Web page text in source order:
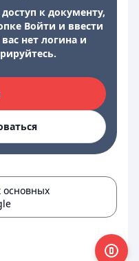
к документу,
Войти и ввести
нет логина и
основных